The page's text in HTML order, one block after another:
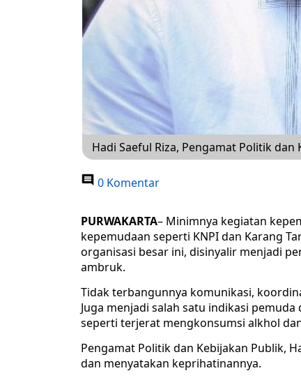
Hadi Saeful Riza, Pengamat Politik dan
0 Komentar
PURWAKARTA– Minimnya kegiatan
kepemudaan seperti KNPI dan Karang
organisasi besar ini, disinyalir menjadi
ambruk.
Tidak terbangunnya komunikasi,
Juga menjadi salah satu indikasi
seperti terjerat mengkonsumsi alkhol
Pengamat Politik dan Kebijakan Publik,
dan menyatakan keprihatinannya.